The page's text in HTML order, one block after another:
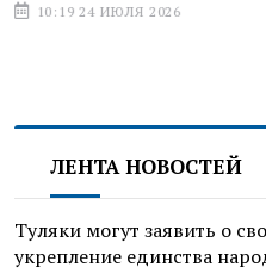
10:19 24 ИЮЛЯ 2026
ЛЕНТА НОВОСТЕЙ
Туляки могут заявить о
укрепление единства